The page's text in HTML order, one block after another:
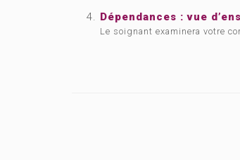
Dépendances : vue
Le soignant examinera votre